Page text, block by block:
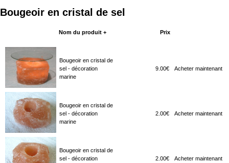
Bougeoir en cristal de sel
Nom du produit + Prix
Bougeoir en cristal de
sel - décoration
marine
9.00€ Acheter maintenant
Bougeoir en cristal de
sel - décoration
marine
2.00€ Acheter maintenant
Bougeoir en cristal de
sel - décoration
2.00€ Acheter maintenant